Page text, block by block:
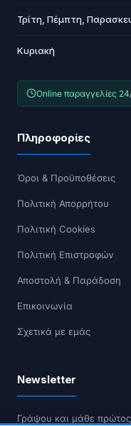
Τρίτη, Πέμπτη,
Κυριακή
Online παραγγελίες
Πληροφορίες
Όροι & Προϋποθέσεις
Πολιτική Απορρήτου
Πολιτική Cookies
Πολιτική Επιστροφών
Αποστολή & Παράδοση
Επικοινωνία
Σχετικά με εμάς
Newsletter
Γράψου και μάθε